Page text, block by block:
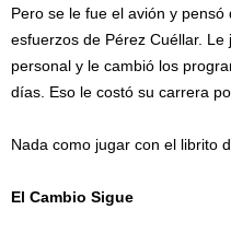
Pero se le fue el avión y
esfuerzos de Pérez Cuéllar.
personal y le cambió los
días. Eso le costó su carrera
Nada como jugar con el librito
El Cambio Sigue